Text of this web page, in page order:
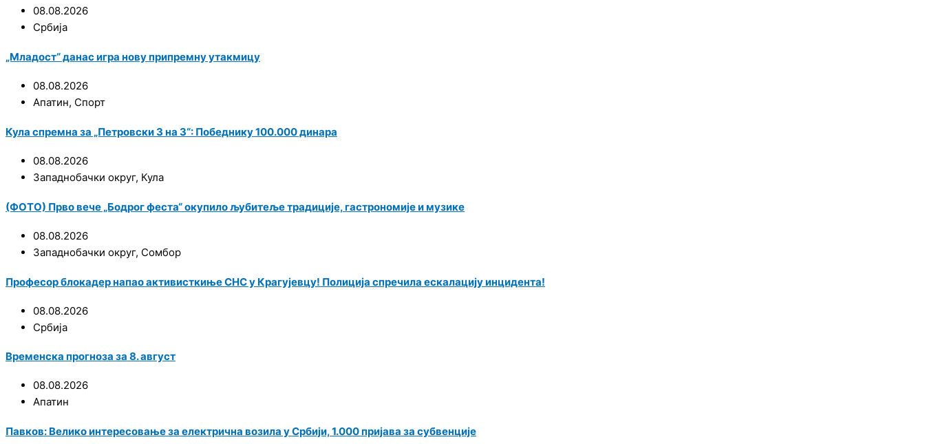
08.08.2026
Србија
„Младост“ данас игра нову припремну утакмицу
08.08.2026
Апатин, Спорт
Кула спремна за „Петровски 3 на 3“: Победнику 100.000 динара
08.08.2026
Западнобачки округ, Кула
(ФОТО) Прво вече „Бодрог феста“ окупило љубитеље традиције, гастрономије и музике
08.08.2026
Западнобачки округ, Сомбор
Професор блокадер напао активисткиње СНС у Крагујевцу! Полиција спречила ескалацију инцидента!
08.08.2026
Србија
Временска прогноза за 8. август
08.08.2026
Апатин
Павков: Велико интересовање за електрична возила у Србији, 1.000 пријава за субвенције